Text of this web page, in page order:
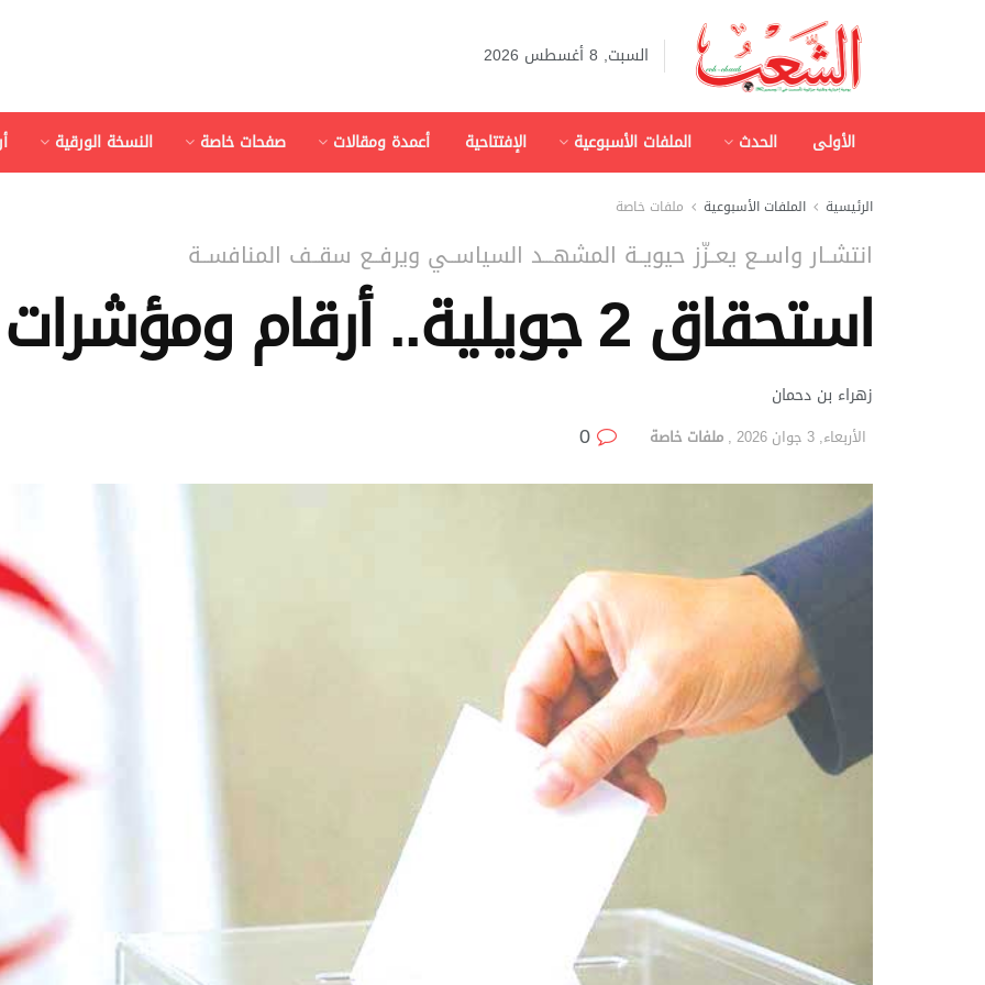
السبت, 8 أغسطس 2026
الأولى الحدث الملفات الأسبوعية الإفتتاحية أعمدة ومقالات صفحات خاصة النسخة الورقية
الرئيسية الملفات الأسبوعية ملفات خاصة
انتشــار واســع يعــزّز حيويــة المشهـــد السياســي ويرفــع سقــف المنافســة
استحقاق 2 جويلية.. أرقام ومؤشرات
زهراء بن دحمان
الأربعاء, 3 جوان 2026 , ملفات خاصة